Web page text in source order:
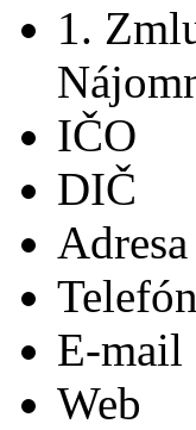
1.
IČO
DIČ
Adresa
Telefón
E-mail
Web